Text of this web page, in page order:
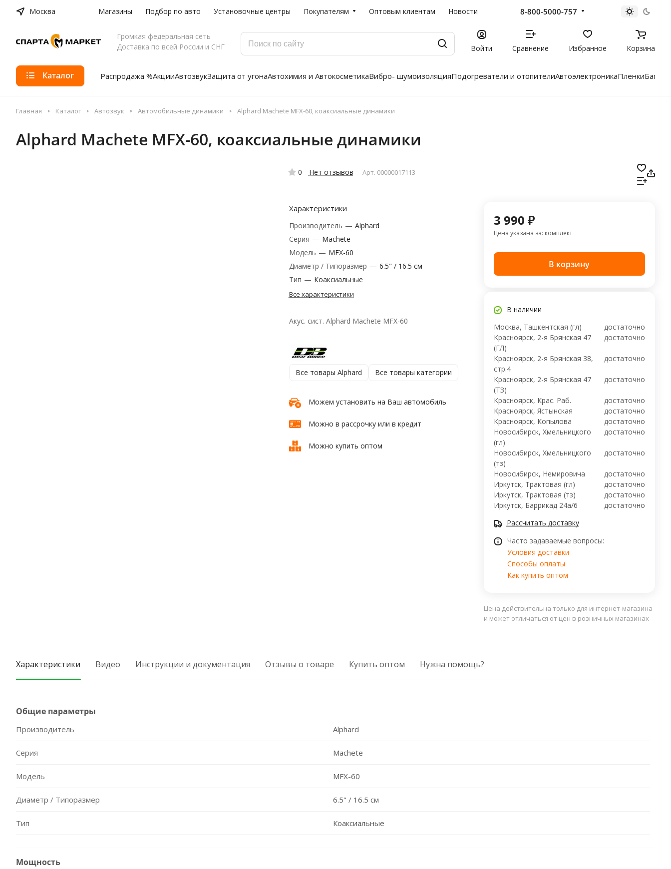
Москва Магазины Подбор по авто Установочные центры Покупателям Оптовым клиентам Новости 8-800-5000-757
Громкая федеральная сеть
Доставка по всей России и СНГ
Войти Сравнение Избранное Корзина
Каталог Распродажа %АкцииАвтозвукЗащита от угонаАвтохимия и АвтокосметикаВибро- шумоизоляцияПодогреватели и отопителиАвтоэлектроникаПленки
Главная Каталог Автозвук Автомобильные динамики Alphard Machete MFX-60, коаксиальные динамики
Alphard Machete MFX-60, коаксиальные динамики
0 Нет отзывов Арт. 00000017113
Характеристики
Производитель — Alphard
Серия — Machete
Модель — MFX-60
Диаметр / Типоразмер — 6.5" / 16.5 см
Тип — Коаксиальные
Все характеристики
Акус. сист. Alphard Machete MFX-60
Все товары Alphard Все товары категории
Можем установить на Ваш автомобиль
Можно в рассрочку или в кредит
Можно купить оптом
3 990 ₽
Цена указана за: комплект
В корзину
В наличии
Москва, Ташкентская (гл)
достаточно
Красноярск, 2-я Брянская 47
(ГЛ)
достаточно
Красноярск, 2-я Брянская 38,
стр.4
достаточно
Красноярск, 2-я Брянская 47
(ТЗ)
достаточно
Красноярск, Крас. Раб.
достаточно
Красноярск, Ястынская
достаточно
Красноярск, Копылова
достаточно
Новосибирск, Хмельницкого
(гл)
достаточно
Новосибирск, Хмельницкого
(тз)
достаточно
Новосибирск, ​Немировича
достаточно
Иркутск, Трактовая (гл)
достаточно
Иркутск, Трактовая (тз)
достаточно
Иркутск, ​Баррикад 24а/6
достаточно
Рассчитать доставку
Часто задаваемые вопросы:
Условия доставки
Способы оплаты
Как купить оптом
Цена действительна только для интернет-магазина
и может отличаться от цен в розничных магазинах
Характеристики Видео Инструкции и документация Отзывы о товаре Купить оптом Нужна помощь?
Общие параметры
Производитель Alphard
Серия Machete
Модель MFX-60
Диаметр / Типоразмер 6.5" / 16.5 см
Тип Коаксиальные
Мощность